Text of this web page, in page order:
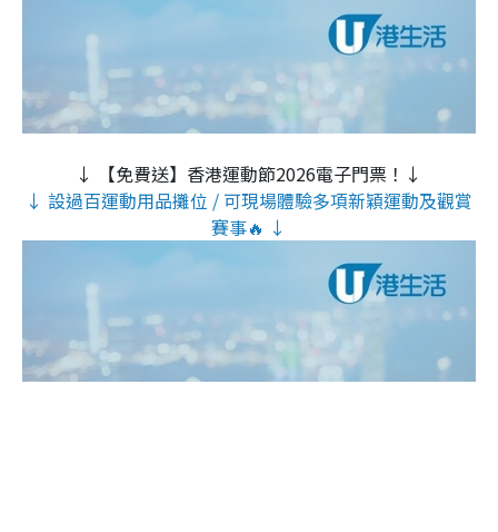
↓ 【免費送】香港運動節2026電子門票！↓
↓ 設過百運動用品攤位 / 可現場體驗多項新穎運動及觀賞
賽事🔥 ↓